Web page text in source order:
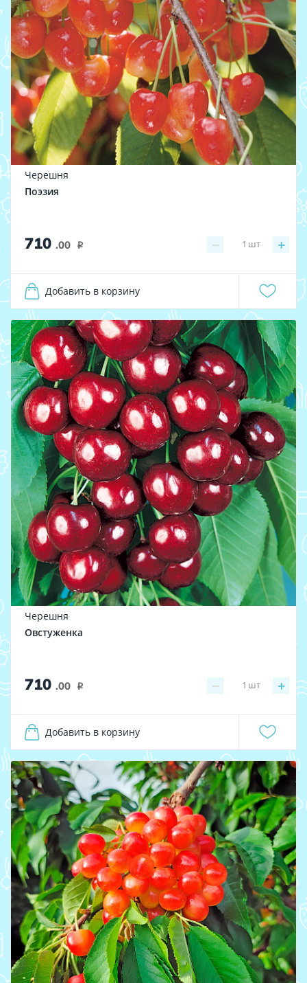
Черешня
Поэзия
710 .00 i − +
1 шт
Добавить в корзину
Черешня
Овстуженка
710 .00 i − +
1 шт
Добавить в корзину